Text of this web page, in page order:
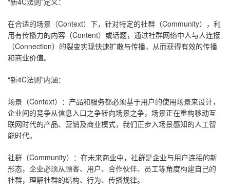
在合适的场景（Context）下，针对特定的社群（Community），利
用有传播力的内容（Content）或话题，通过社群网络中人与人连接
（Connection）的裂变实现快速扩散与传播，从而获得有效的传播
和商业价值。
“新4C法则”内涵：
场景（Context）：产品和服务都必须基于用户的使用场景来设计，
企业间的竞争从信息入口之争转向场景之争，场景正在重构移动互
联网时代的产品、营销及商业模式，我们正步入场景感知的人工智
能时代。
社群（Community）：在未来商业中，社群是企业与用户连接的新
形态，企业必须从顾客、用户、合作伙伴、员工等角度构建自己的
社群，理解社群的结构、行为、传播规律。